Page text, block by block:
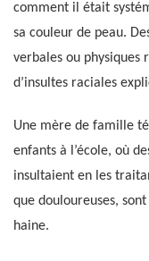
comment il était
sa couleur de peau.
verbales ou physiques
d’insultes raciales
Une mère de famille
enfants à l’école, où
insultaient en les
que douloureuses,
haine.